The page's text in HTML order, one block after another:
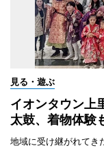
見る・遊ぶ
イオンタウン
太鼓、着物体験
地域に受け継がれてき